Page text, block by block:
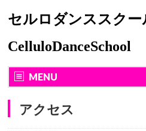
セルロダンススクー
CelluloDanceSchool
MENU
アクセス